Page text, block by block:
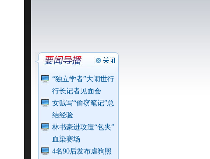
“独立学者”大闹世行
行长记者见面会
女贼写“偷窃笔记”总
结经验
林书豪进攻遭“包夹”
血染赛场
4名90后发布虐狗照